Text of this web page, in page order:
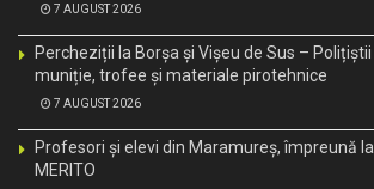
7 AUGUST 2026
Percheziții la Borșa și Vișeu de Sus –
muniție, trofee și materiale pirotehnice
7 AUGUST 2026
Profesori și elevi din Maramureș, împreună
MERITO